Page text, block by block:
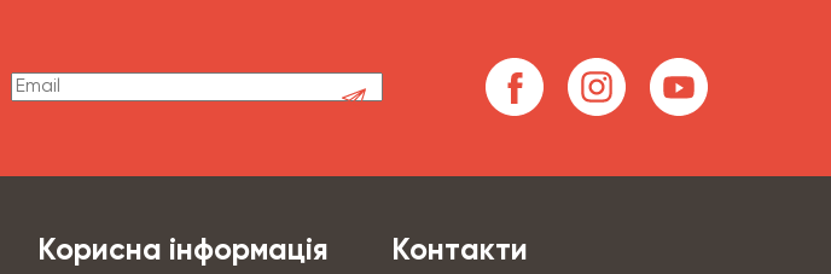
Корисна інформація Контакти